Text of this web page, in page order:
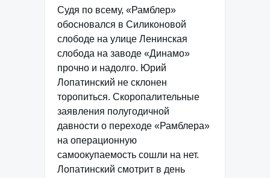
Судя по всему, «Рамблер»
обосновался в Силиконовой
слободе на улице Ленинская
слобода на заводе «Динамо»
прочно и надолго. Юрий
Лопатинский не склонен
торопиться. Скоропалительные
заявления полугодичной
давности о переходе «Рамблера»
на операционную
самоокупаемость сошли на нет.
Лопатинский смотрит в день